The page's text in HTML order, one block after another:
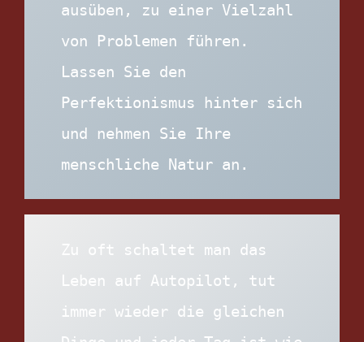
ausüben, zu einer Vielzahl
von Problemen führen.
Lassen Sie den
Perfektionismus hinter sich
und nehmen Sie Ihre
menschliche Natur an.
Zu oft schaltet man das
Leben auf Autopilot, tut
immer wieder die gleichen